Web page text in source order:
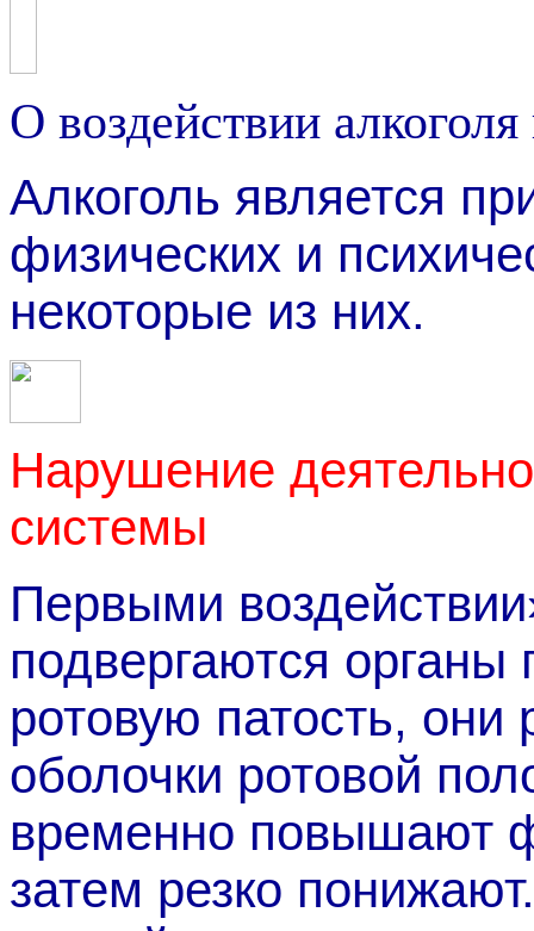
О воздействии
Алкоголь является
физических и
некоторые из них.
Нарушение
системы
Первыми
подвергаются
ротовую патость,
оболочки ротовой
временно повышают
затем резко